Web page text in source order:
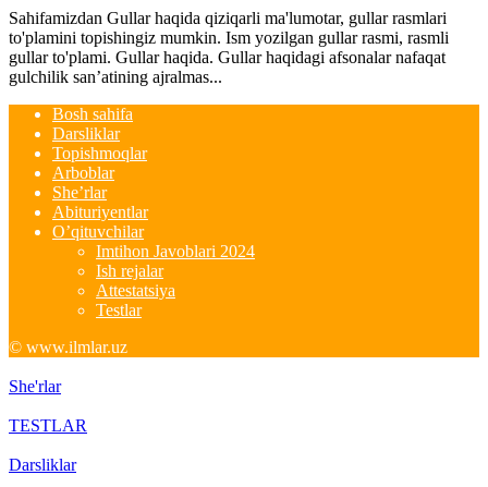
Sahifamizdan Gullar haqida qiziqarli ma'lumotar, gullar rasmlari
to'plamini topishingiz mumkin. Ism yozilgan gullar rasmi, rasmli
gullar to'plami. Gullar haqida. Gullar haqidagi afsonalar nafaqat
gulchilik san’atining ajralmas...
Bosh sahifa
Darsliklar
Topishmoqlar
Arboblar
She’rlar
Abituriyentlar
O’qituvchilar
Imtihon Javoblari 2024
Ish rejalar
Attestatsiya
Testlar
© www.ilmlar.uz
She'rlar
TESTLAR
Darsliklar